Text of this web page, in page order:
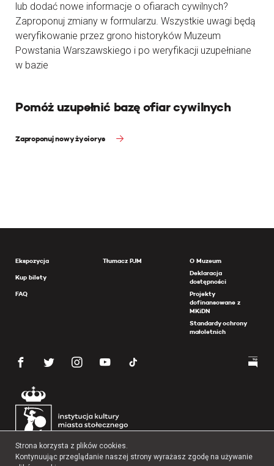
lub dodać nowe informacje o ofiarach cywilnych?
Zaproponuj zmiany w formularzu. Wszystkie uwagi będą
weryfikowanie przez grono historyków Muzeum
Powstania Warszawskiego i po weryfikacji uzupełniane
w bazie
Pomóż uzupełnić bazę ofiar cywilnych
Zaproponuj nowy życiorys
Ekspozycja
Kup bilety
FAQ
Tłumacz PJM
O Muzeum
Deklaracja
dostępności
Projekty
dofinansowane z
MKiDN
Standardy ochrony
małoletnich
Strona korzysta z plików cookies.
Kontynuując przeglądanie naszej strony wyrażasz zgodę na używanie